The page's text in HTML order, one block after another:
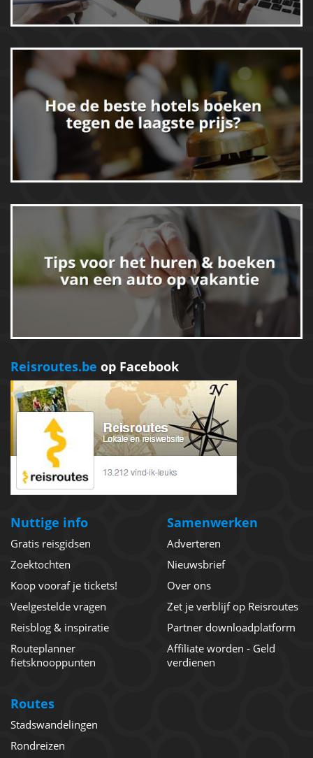
Reisroutes.be op Facebook
Nuttige info
Gratis reisgidsen
Zoektochten
Koop vooraf je tickets!
Veelgestelde vragen
Reisblog & inspiratie
Routeplanner
fietsknooppunten
Samenwerken
Adverteren
Nieuwsbrief
Over ons
Zet je verblijf op Reisroutes
Partner downloadplatform
Affiliate worden - Geld
verdienen
Routes
Stadswandelingen
Rondreizen